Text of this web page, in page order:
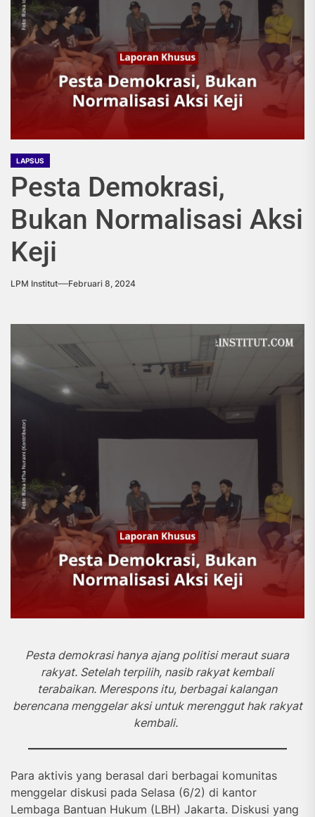
LAPSUS
Pesta Demokrasi,
Bukan Normalisasi Aksi
Keji
LPM Institut Februari 8, 2024
Pesta demokrasi hanya ajang politisi meraut suara
rakyat. Setelah terpilih, nasib rakyat kembali
terabaikan. Merespons itu, berbagai kalangan
berencana menggelar aksi untuk merenggut hak rakyat
kembali.
Para aktivis yang berasal dari berbagai komunitas
menggelar diskusi pada Selasa (6/2) di kantor
Lembaga Bantuan Hukum (LBH) Jakarta. Diskusi yang